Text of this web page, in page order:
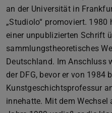
an der Universität in
„Studiolo“ promoviert.
einer unpublizierten Schrift
sammlungstheoretisches
Deutschland. Im Anschluss
der DFG, bevor er von 1984
Kunstgeschichtsprofessur
innehatte. Mit dem Wechsel